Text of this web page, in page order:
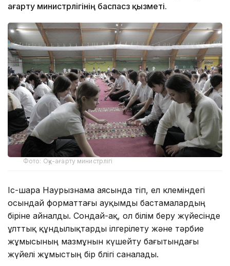
ағарту министрлігінің баспасөз қызметі.
Фото: Оқу-ағарту министрлігі
Іс-шара Наурызнама аясында өтіп, ел көлеміндегі
осындай форматтағы ауқымды бастамалардың
біріне айналды. Сондай-ақ, ол білім беру жүйесінде
ұлттық құндылықтарды ілгерілету және тәрбие
жұмысының мазмұнын күшейту бағытындағы
жүйелі жұмыстың бір бөлігі саналады.